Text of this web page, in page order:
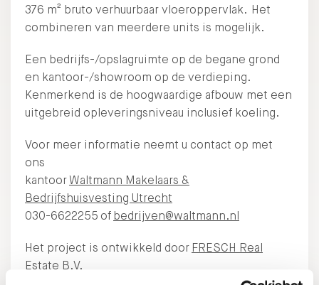
376 m² bruto verhuurbaar vloeroppervlak. Het
combineren van meerdere units is mogelijk.
Een bedrijfs-/opslagruimte op de begane grond
en kantoor-/showroom op de verdieping.
Kenmerkend is de hoogwaardige afbouw met een
uitgebreid opleveringsniveau inclusief koeling.
Voor meer informatie neemt u contact op met
ons
kantoorWaltmann Makelaars &
Bedrijfshuisvesting Utrecht
030-6622255 of bedrijven@waltmann.nl
Het project is ontwikkeld door FRESCH Real
Estate B.V.